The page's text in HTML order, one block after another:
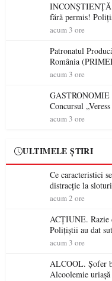
fără permis!
acum 3 ore
Patronatul
România
electrică a
acum 3 ore
GASTRONOMIE Se încing ceaunele la Satu Mare!
Concursul
spectaculoase,
acum 3 ore
ULTIMELE ȘTIRI
Ce caracteristici
distracție la
acum 2 ore
ACȚIUNE. Razie
Polițiștii au dat
permis într-o
acum 3 ore
ALCOOL. Șofer
Alcoolemie